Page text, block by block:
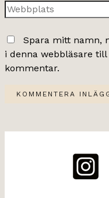
Webbplats
Spara mitt namn,
i denna webbläsare
kommentar.